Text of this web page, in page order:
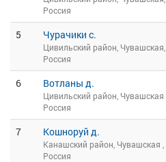
Россия
5 Чурачики с.
Цивильский район, Чувашская,
Россия
6 Вотланы д.
Цивильский район, Чувашская ,
Россия
7 Кошноруй д.
Канашский район, Чувашская ,
Россия